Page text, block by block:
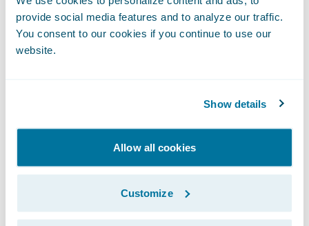
provide social media features and to analyze our traffic.
You consent to our cookies if you continue to use our
website.
Show details
Allow all cookies
Customize
kolejnej spółce-córce.”
Dzięki aplikacjom cyfrowym firmy
kompleksowe i proste w obsłudze narzędzia
samoobsługowe.
ulepsza obsługę klienta dzięki
wielokanałowej i zindywidualizowanej